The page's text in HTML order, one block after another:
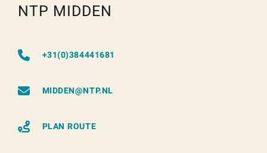
NTP MIDDEN
+31(0)384441681
MIDDEN@NTP.NL
PLAN ROUTE